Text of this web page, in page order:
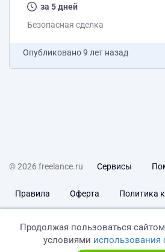
за 5 дней
Безопасная сделка
Опубликовано9 лет назад
© 2026 freelance.ru Сервисы
Правила Оферта Политика
Продолжая пользоваться
условиями